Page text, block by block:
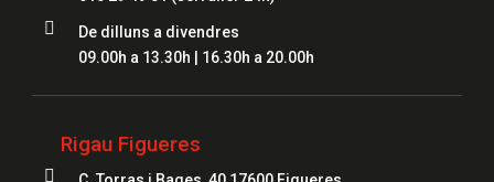

De dilluns a divendres
09.00h a 13.30h | 16.30h a 20.00h
Rigau Figueres
